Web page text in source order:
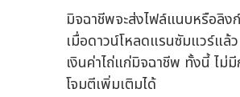
มิจฉาชีพจะส่งไฟล์แนบหรือลิง
เมื่อดาวน์โหลดแรนซัมแวร์แล้
เงินค่าไถ่แก่มิจฉาชีพ ทั้งนี้ ไม่มี
โจมตีเพิ่มเติมได้